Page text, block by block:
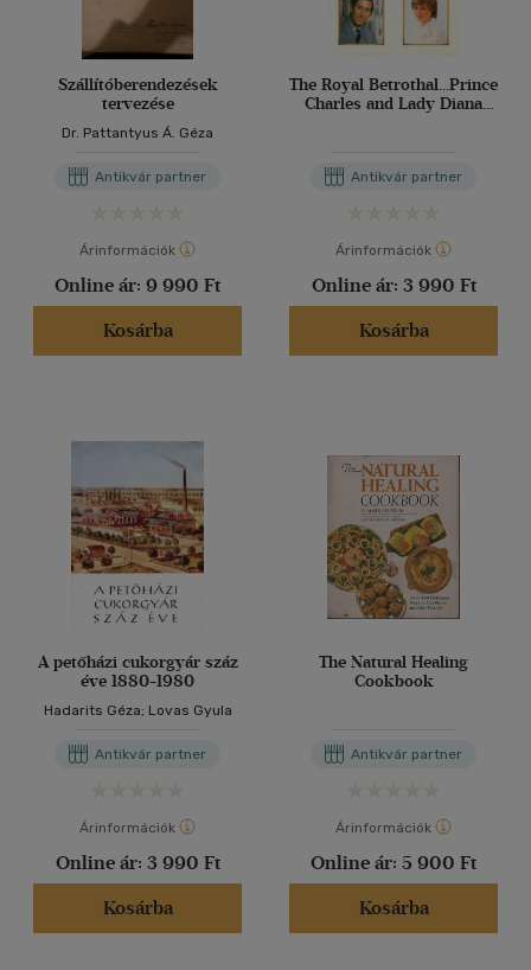
Szállítóberendezések
tervezése
Dr. Pattantyus Á. Géza
Antikvár partner
Árinformációk
Online ár: 9 990 Ft
Kosárba
The Royal Betrothal...Prince
Charles and Lady Diana
Antikvár partner
Árinformációk
Online ár: 3 990 Ft
Kosárba
A petőházi cukorgyár száz
éve 1880-1980
Hadarits Géza; Lovas Gyula
Antikvár partner
Árinformációk
Online ár: 3 990 Ft
Kosárba
The Natural Healing
Cookbook
Antikvár partner
Árinformációk
Online ár: 5 900 Ft
Kosárba